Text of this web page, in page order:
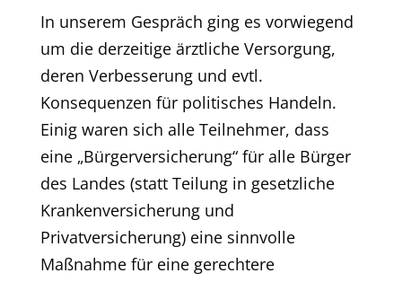
In unserem Gespräch ging es vorwiegend
um die derzeitige ärztliche Versorgung,
deren Verbesserung und evtl.
Konsequenzen für politisches Handeln.
Einig waren sich alle Teilnehmer, dass
eine „Bürgerversicherung“ für alle Bürger
des Landes (statt Teilung in gesetzliche
Krankenversicherung und
Privatversicherung) eine sinnvolle
Maßnahme für eine gerechtere